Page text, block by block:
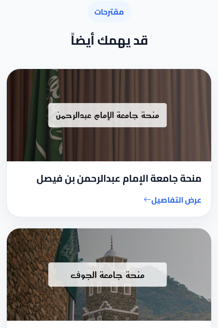
مقترحات
قد يهمك أيضاً
منحة جامعة الإمام عبدالرحمن بن فيصل
عرض التفاصيل